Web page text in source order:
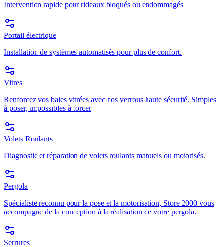
Intervention rapide pour rideaux bloqués ou endommagés.
Portail électrique
Installation de systèmes automatisés pour plus de confort.
Vitres
Renforcez vos baies vitrées avec nos verrous haute sécurité. Simples
à poser, impossibles à forcer
Volets Roulants
Diagnostic et réparation de volets roulants manuels ou motorisés.
Pergola
Spécialiste reconnu pour la pose et la motorisation, Store 2000 vous
accompagne de la conception à la réalisation de votre pergola.
Serrures